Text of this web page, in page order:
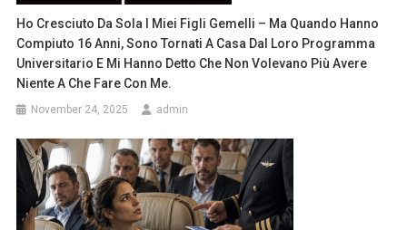
Ho Cresciuto Da Sola I Miei Figli Gemelli – Ma Quando Hanno
Compiuto 16 Anni, Sono Tornati A Casa Dal Loro Programma
Universitario E Mi Hanno Detto Che Non Volevano Più Avere
Niente A Che Fare Con Me.
November 24, 2025 admin